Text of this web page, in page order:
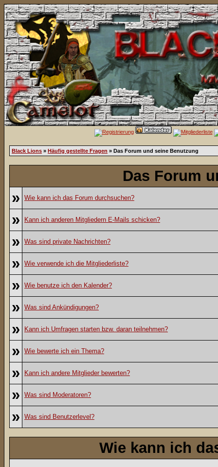
Black Lions » Häufig gestellte Fragen » Das Forum und seine Benutzung
Das Forum
»
Wie kann ich das Forum durchsuchen?
» Kann ich anderen Mitgliedern E-Mails schicken?
» Was sind private Nachrichten?
» Wie verwende ich die Mitgliederliste?
» Wie benutze ich den Kalender?
» Was sind Ankündigungen?
» Kann ich Umfragen starten bzw. daran teilnehmen?
» Wie bewerte ich ein Thema?
» Kann ich andere Mitglieder bewerten?
» Was sind Moderatoren?
» Was sind Benutzerlevel?
Wie kann ich